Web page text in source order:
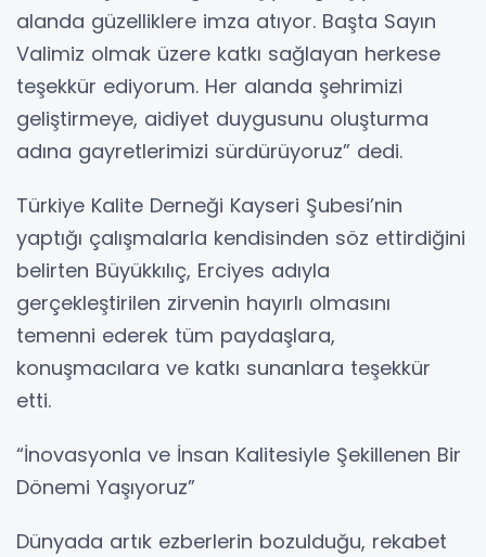
alanda güzelliklere imza atıyor. Başta Sayın
Valimiz olmak üzere katkı sağlayan herkese
teşekkür ediyorum. Her alanda şehrimizi
geliştirmeye, aidiyet duygusunu oluşturma
adına gayretlerimizi sürdürüyoruz” dedi.
Türkiye Kalite Derneği Kayseri Şubesi’nin
yaptığı çalışmalarla kendisinden söz ettirdiğini
belirten Büyükkılıç, Erciyes adıyla
gerçekleştirilen zirvenin hayırlı olmasını
temenni ederek tüm paydaşlara,
konuşmacılara ve katkı sunanlara teşekkür
etti.
“İnovasyonla ve İnsan Kalitesiyle Şekillenen Bir
Dönemi Yaşıyoruz”
Dünyada artık ezberlerin bozulduğu, rekabet